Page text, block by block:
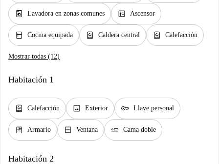
local_laundry_service Lavadora en zonas comunes elevator Ascensor
kitchen Cocina equipada water_heater Caldera central water_heater Calefacción
Mostrar todas (12)
Habitación 1
water_heater Calefacción image Exterior key Llave personal
dresser Armario window_closed Ventana airline_seat_flat Cama doble
Habitación 2